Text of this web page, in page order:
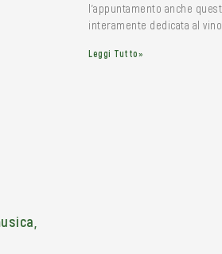
l’appuntamento anche
interamente dedicata al
Leggi Tutto»